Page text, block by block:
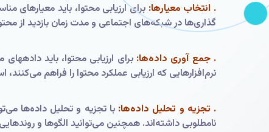
. انتخاب معیارها:
گذاری‌ها در شبکه‌های اجتماعی و مدت زمان بازدید از
. جمع آوری داده‌ها: برای ارزیابی محتوا، باید
نرم‌افزارهایی که ارزیابی عملکرد محتوا را فراهم می‌کنند،
. تجزیه و تحلیل داده‌ها: با تجزیه و تحلیل داده‌ها
نامطلوبی داشته‌اند. همچنین می‌توانید الگوها و